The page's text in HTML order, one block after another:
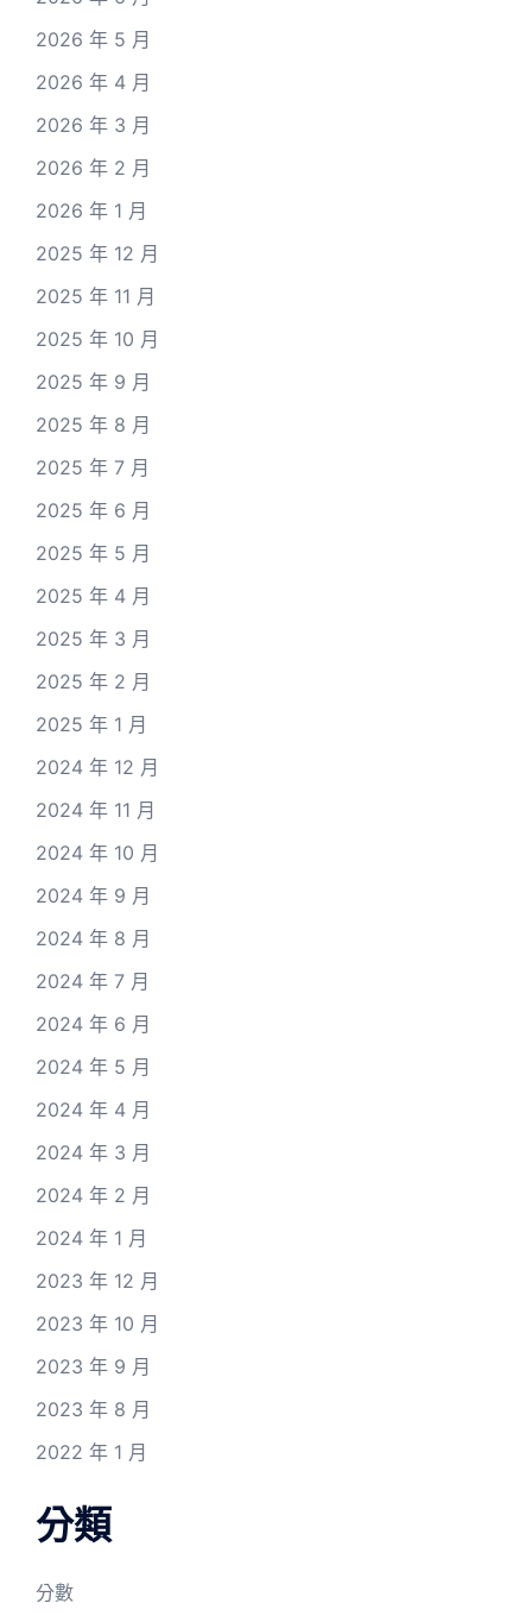
2026 年 5 月
2026 年 4 月
2026 年 3 月
2026 年 2 月
2026 年 1 月
2025 年 12 月
2025 年 11 月
2025 年 10 月
2025 年 9 月
2025 年 8 月
2025 年 7 月
2025 年 6 月
2025 年 5 月
2025 年 4 月
2025 年 3 月
2025 年 2 月
2025 年 1 月
2024 年 12 月
2024 年 11 月
2024 年 10 月
2024 年 9 月
2024 年 8 月
2024 年 7 月
2024 年 6 月
2024 年 5 月
2024 年 4 月
2024 年 3 月
2024 年 2 月
2024 年 1 月
2023 年 12 月
2023 年 10 月
2023 年 9 月
2023 年 8 月
2022 年 1 月
分類
分數